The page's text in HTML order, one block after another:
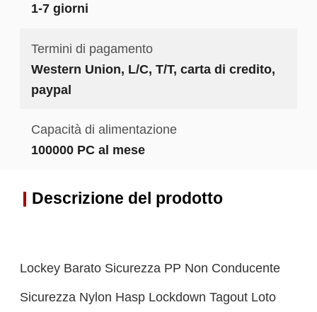
1-7 giorni
Termini di pagamento
Western Union, L/C, T/T, carta di credito,
paypal
Capacità di alimentazione
100000 PC al mese
Descrizione del prodotto
Lockey Barato Sicurezza PP Non Conducente
Sicurezza Nylon Hasp Lockdown Tagout Loto